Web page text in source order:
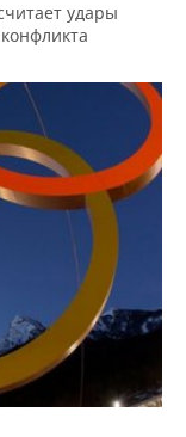
удары